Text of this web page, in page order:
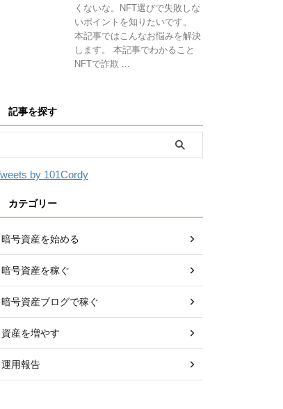
くないな。NFT選びで失敗しな
いポイントを知りたいです。
本記事ではこんなお悩みを解決
します。 本記事でわかること
NFTで詐欺 ...
記事を探す
by 101Cordy
カテゴリー
暗号資産を始める
暗号資産を稼ぐ
暗号資産ブログで稼ぐ
資産を増やす
運用報告